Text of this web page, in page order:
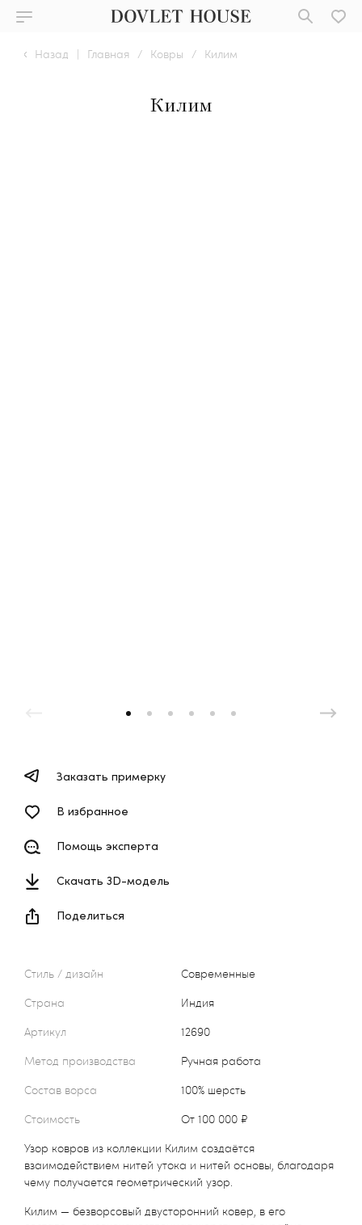
Назад | Главная / Ковры / Килим
Килим
Стиль / дизайн
Современные
Страна
Индия
Артикул
12690
Метод производства
Ручная работа
Состав ворса
100% шерсть
Стоимость
от 100 000 ₽
Узор ковров из коллекции Килим создаётся
взаимодействием нитей утока и нитей основы, благодаря
чему получается геометрический узор.
Килим — безворсовый двусторонний ковер, в его
Заказать примерку
В избранное
Помощь эксперта
Скачать 3D-модель
Поделиться